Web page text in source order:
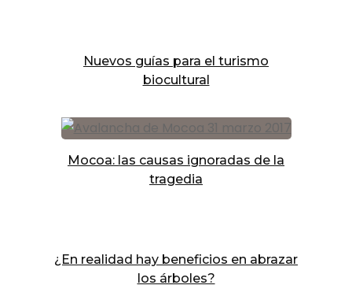
Nuevos guías para el turismo
biocultural
Mocoa: las causas ignoradas de la
tragedia
¿En realidad hay beneficios en abrazar
los árboles?